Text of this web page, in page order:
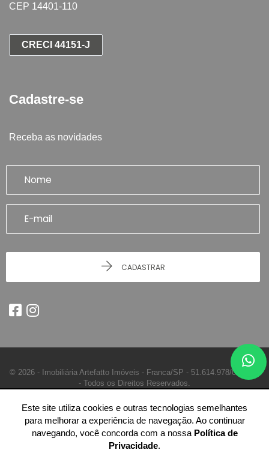
CEP 14401-110
CRECI 44151-J
Cadastre-se
Receba as novidades
CADASTRAR
© 2026 - Imobiliária Artefatto Imóveis - Franca/SP - 51.614.978/0001-84
- Todos os Direitos Reservados.
Este site utiliza cookies e outras tecnologias semelhantes
para melhorar a experiência de navegação. Ao continuar
navegando, você concorda com a nossa Política de
Privacidade.